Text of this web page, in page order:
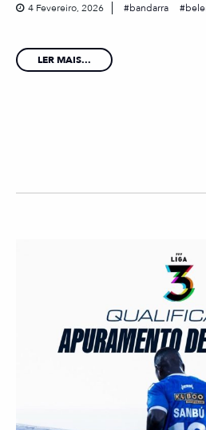
4 Fevereiro, 2026 bandarra
LER MAIS...